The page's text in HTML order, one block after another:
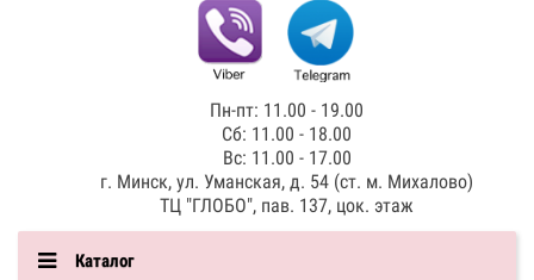
Пн-пт: 11.00 - 19.00
Сб: 11.00 - 18.00
Вс: 11.00 - 17.00
г. Минск, ул. Уманская, д. 54 (ст. м. Михалово)
ТЦ "ГЛОБО", пав. 137, цок. этаж
Каталог